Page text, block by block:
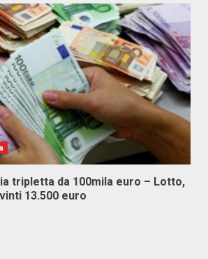
tripletta da 100mila euro – Lotto,
13.500 euro